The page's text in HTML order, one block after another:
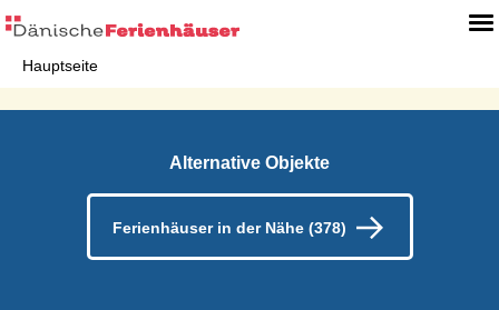
Hauptseite
Alternative Objekte
Ferienhäuser in der Nähe (378)